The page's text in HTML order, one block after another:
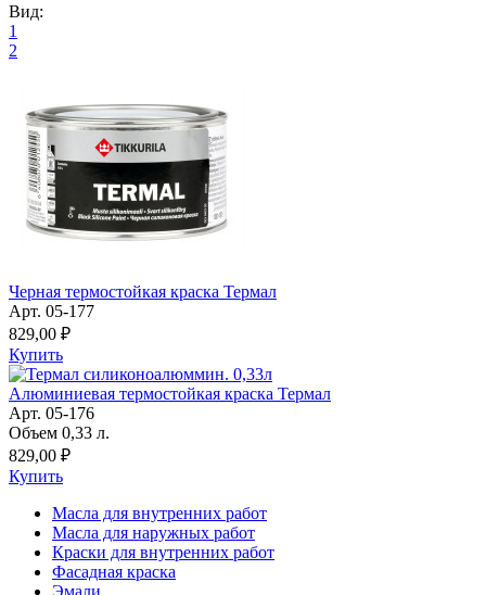
Вид:
1
2
Черная термостойкая краска Термал
Арт. 05-177
829,00 ₽
Купить
Алюминиевая термостойкая краска Термал
Арт. 05-176
Объем 0,33 л.
829,00 ₽
Купить
Масла для внутренних работ
Масла для наружных работ
Краски для внутренних работ
Фасадная краска
Эмали